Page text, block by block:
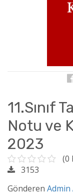
11.Sınıf
Notu ve
2023
(0
3153
Gönderen Admin